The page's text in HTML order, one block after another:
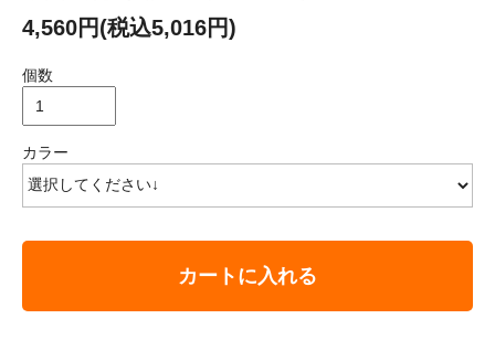
4,560円(税込5,016円)
個数
カラー
カートに入れる